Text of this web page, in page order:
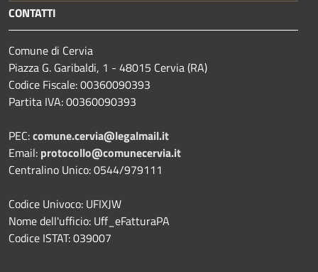
CONTATTI
Comune di Cervia
Piazza G. Garibaldi, 1 - 48015 Cervia (RA)
Codice Fiscale: 00360090393
Partita IVA: 00360090393
PEC:comune.cervia@legalmail.it
Email: protocollo@comunecervia.it
Centralino Unico: 0544/979111
Codice Univoco: UFIXJW
Nome dell'ufficio: Uff_eFatturaPA
Codice ISTAT: 039007